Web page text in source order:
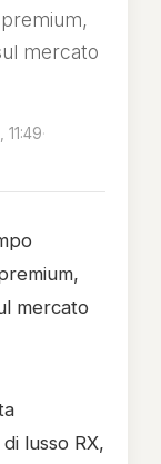
mercato
·
mercato
lusso RX,